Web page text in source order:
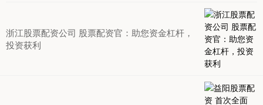
浙江股票配资公司 股票配资官：助您资金杠杆，
投资获利